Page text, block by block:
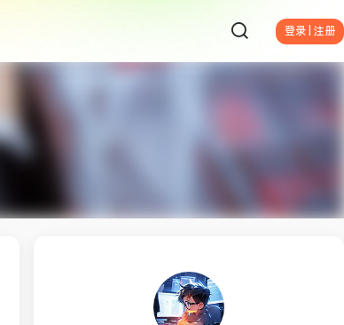
登录 | 注册